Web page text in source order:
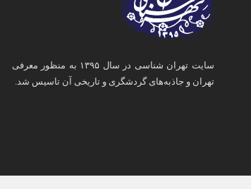
سایت تهران شناسی در سال ۱۳۹۵ به منظور معرفی
تهران و جاذبه‌های گردشگری و تاریخی آن تاسیس شد.